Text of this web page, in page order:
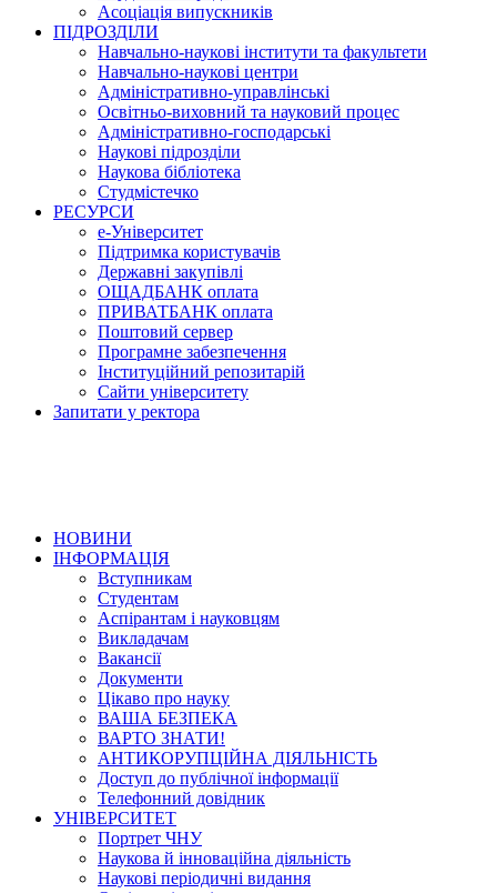
Асоціація випускників
ПІДРОЗДІЛИ
Навчально-наукові інститути та факультети
Навчально-наукові центри
Адміністративно-управлінські
Освітньо-виховний та науковий процес
Адміністративно-господарські
Наукові підрозділи
Наукова бібліотека
Студмістечко
РЕСУРСИ
е-Університет
Підтримка користувачів
Державні закупівлі
ОЩАДБАНК оплата
ПРИВАТБАНК оплата
Поштовий сервер
Програмне забезпечення
Інституційний репозитарій
Сайти університету
Запитати у ректора
НОВИНИ
ІНФОРМАЦІЯ
Вступникам
Студентам
Аспірантам і науковцям
Викладачам
Вакансії
Документи
Цікаво про науку
ВАША БЕЗПЕКА
ВАРТО ЗНАТИ!
АНТИКОРУПЦІЙНА ДІЯЛЬНІСТЬ
Доступ до публічної інформації
Телефонний довідник
УНІВЕРСИТЕТ
Портрет ЧНУ
Наукова й інноваційна діяльність
Наукові періодичні видання